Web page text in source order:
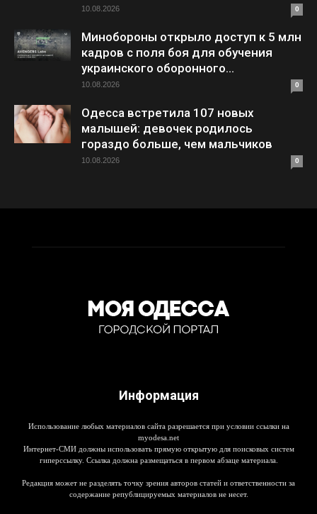
10.08.2026 0
Минобороны открыло доступ к 5 млн
кадров с поля боя для обучения
украинского оборонного...
10.08.2026 0
Одесса встретила 107 новых
малышей: девочек родилось
гораздо больше, чем мальчиков
10.08.2026 0
Информация
Использование любых материалов сайта разрешается при условии ссылки на
myodesa.net
Интернет-СМИ должны использовать прямую открытую для поисковых систем
гиперссылку. Ссылка должна размещаться в первом абзаце материала.
Редакция может не разделять точку зрения авторов статей и ответственности за
содержание републицируемых материалов не несет.